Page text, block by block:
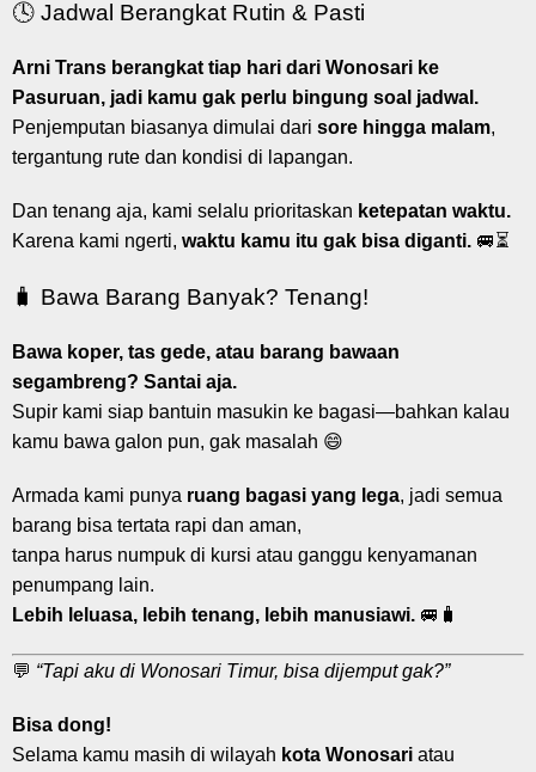
🕓 Jadwal Berangkat Rutin & Pasti
Arni Trans berangkat tiap hari dari Wonosari ke
Pasuruan, jadi kamu gak perlu bingung soal jadwal.
Penjemputan biasanya dimulai dari sore hingga malam,
tergantung rute dan kondisi di lapangan.
Dan tenang aja, kami selalu prioritaskan ketepatan waktu.
Karena kami ngerti, waktu kamu itu gak bisa diganti. 🚐⏳
🧳 Bawa Barang Banyak? Tenang!
Bawa koper, tas gede, atau barang bawaan
segambreng? Santai aja.
Supir kami siap bantuin masukin ke bagasi—bahkan kalau
kamu bawa galon pun, gak masalah 😄
Armada kami punya ruang bagasi yang lega, jadi semua
barang bisa tertata rapi dan aman,
tanpa harus numpuk di kursi atau ganggu kenyamanan
penumpang lain.
Lebih leluasa, lebih tenang, lebih manusiawi. 🚐🧳
💬 “Tapi aku di Wonosari Timur, bisa dijemput gak?”
Bisa dong!
Selama kamu masih di wilayah kota Wonosari atau